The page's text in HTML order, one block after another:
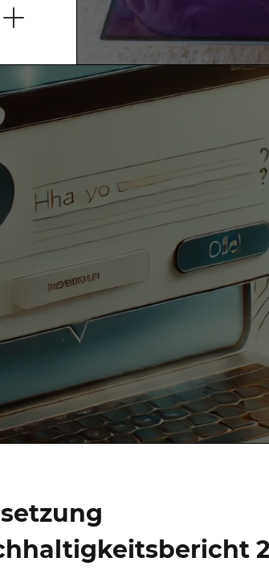
Beratung
anbieten:
macht
aus?